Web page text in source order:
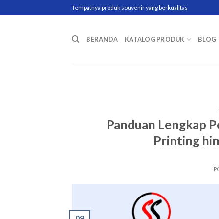
to
Tempatnya produk souvenir yang berkualitas
BERANDA KATALOG PRODUK BLOG
Panduan Lengkap
Printing